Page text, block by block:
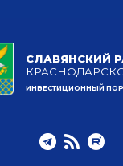
СЛАВЯНСКИЙ
ИНВЕСТИЦИОННЫЙ